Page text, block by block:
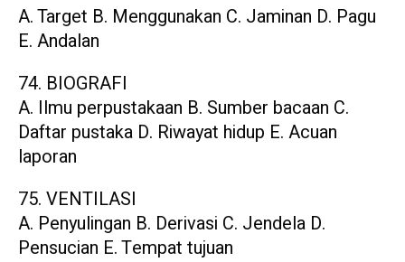
A. Target B. Menggunakan C. Jaminan D. Pagu
E. Andalan
74. BIOGRAFI
A. Ilmu perpustakaan B. Sumber bacaan C.
Daftar pustaka D. Riwayat hidup E. Acuan
laporan
75. VENTILASI
A. Penyulingan B. Derivasi C. Jendela D.
Pensucian E. Tempat tujuan